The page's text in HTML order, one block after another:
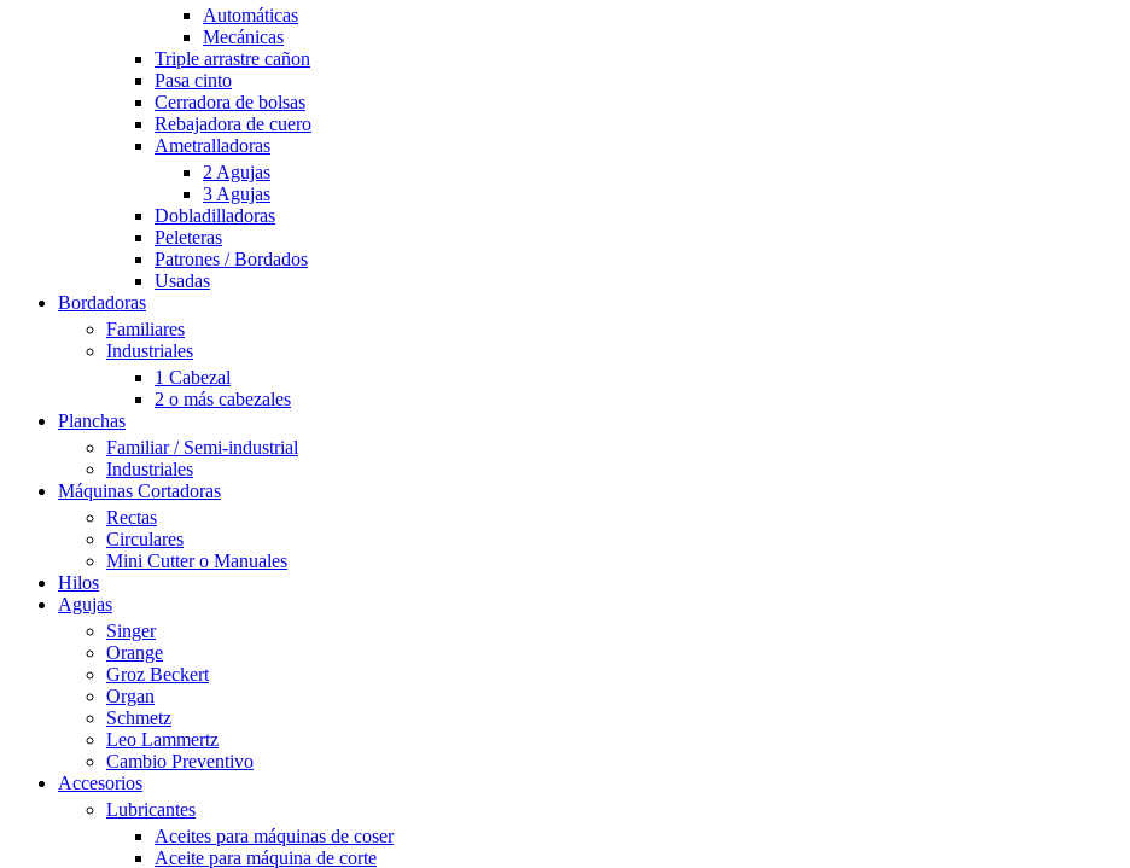
Automáticas
Mecánicas
Triple arrastre cañon
Pasa cinto
Cerradora de bolsas
Rebajadora de cuero
Ametralladoras
2 Agujas
3 Agujas
Dobladilladoras
Peleteras
Patrones / Bordados
Usadas
Bordadoras
Familiares
Industriales
1 Cabezal
2 o más cabezales
Planchas
Familiar / Semi-industrial
Industriales
Máquinas Cortadoras
Rectas
Circulares
Mini Cutter o Manuales
Hilos
Agujas
Singer
Orange
Groz Beckert
Organ
Schmetz
Leo Lammertz
Cambio Preventivo
Accesorios
Lubricantes
Aceites para máquinas de coser
Aceite para máquina de corte